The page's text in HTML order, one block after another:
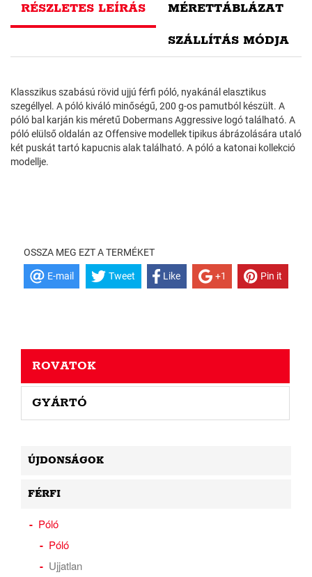
RÉSZLETES LEÍRÁS MÉRETTÁBLÁZAT
SZÁLLÍTÁS MÓDJA
Klasszikus szabású rövid ujjú férfi póló, nyakánál elasztikus
szegéllyel. A póló kiváló minőségű, 200 g-os pamutból készült. A
póló bal karján kis méretű Dobermans Aggressive logó található. A
póló elülső oldalán az Offensive modellek tipikus ábrázolására utaló
két puskát tartó kapucnis alak található. A póló a katonai kollekció
modellje.
OSSZA MEG EZT A TERMÉKET
E-mail Tweet Like +1 Pin it
ROVATOK
GYÁRTÓ
ÚJDONSÁGOK
FÉRFI
Póló
Póló
Ujjatlan